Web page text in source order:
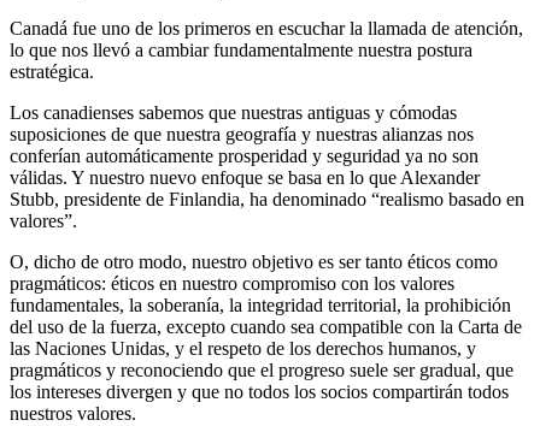
Canadá fue uno de los primeros en escuchar la llamada de atención,
lo que nos llevó a cambiar fundamentalmente nuestra postura
estratégica.
Los canadienses sabemos que nuestras antiguas y cómodas
suposiciones de que nuestra geografía y nuestras alianzas nos
conferían automáticamente prosperidad y seguridad ya no son
válidas. Y nuestro nuevo enfoque se basa en lo que Alexander
Stubb, presidente de Finlandia, ha denominado “realismo basado en
valores”.
O, dicho de otro modo, nuestro objetivo es ser tanto éticos como
pragmáticos: éticos en nuestro compromiso con los valores
fundamentales, la soberanía, la integridad territorial, la prohibición
del uso de la fuerza, excepto cuando sea compatible con la Carta de
las Naciones Unidas, y el respeto de los derechos humanos, y
pragmáticos y reconociendo que el progreso suele ser gradual, que
los intereses divergen y que no todos los socios compartirán todos
nuestros valores.